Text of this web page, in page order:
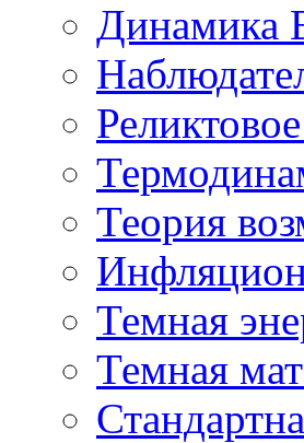
Динамика
Теория
Темная
Темная